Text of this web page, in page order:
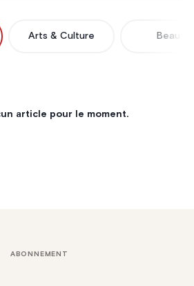
Arts & Culture Beauté
article pour le moment.
ABONNEMENT